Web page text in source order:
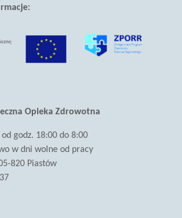
otwiera
Opieka Zdrowotna
godz. 18:00 do 8:00
w dni wolne od pracy
820 Piastów